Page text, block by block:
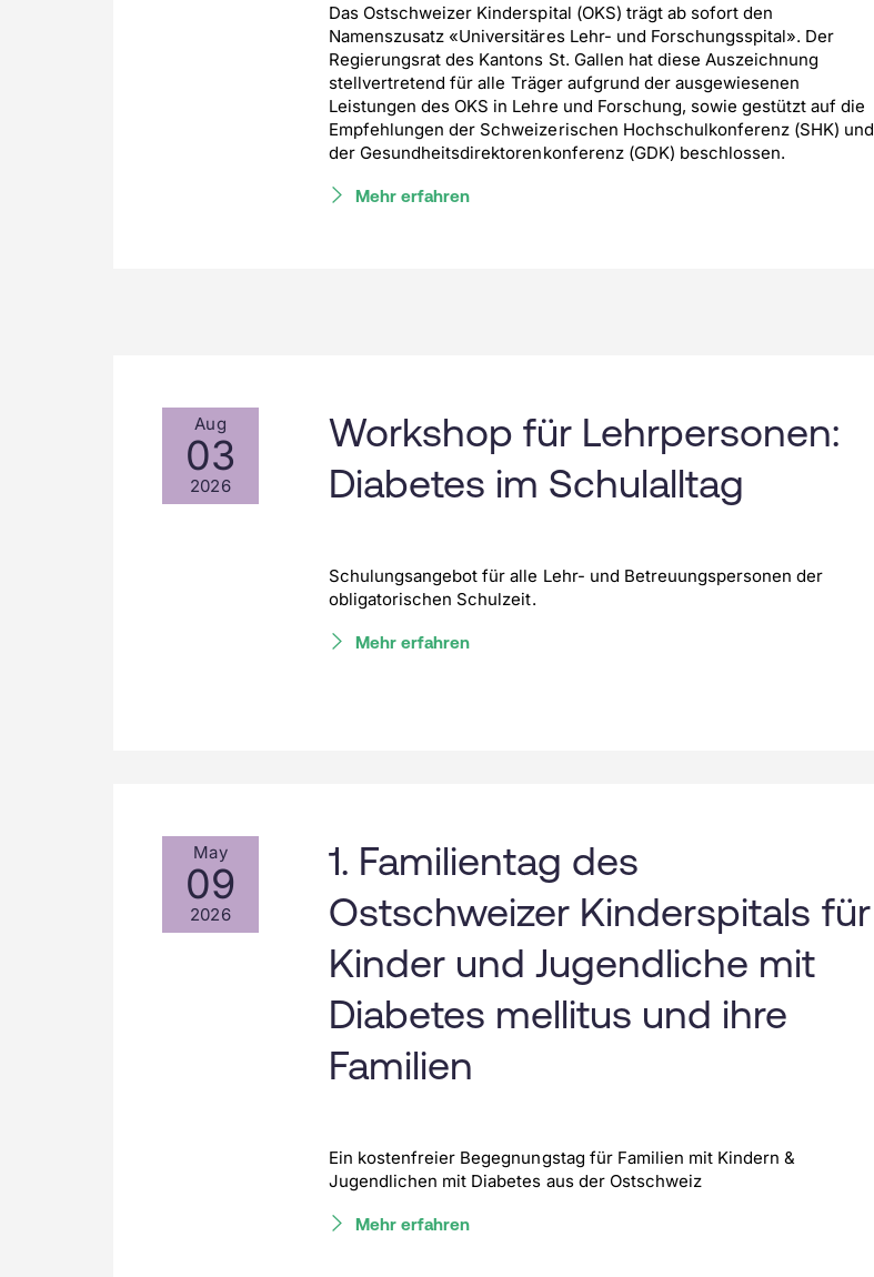
Das Ostschweizer Kinderspital (OKS) trägt ab sofort den
Namenszusatz «Universitäres Lehr- und Forschungsspital». Der
Regierungsrat des Kantons St. Gallen hat diese Auszeichnung
stellvertretend für alle Träger aufgrund der ausgewiesenen
Leistungen des OKS in Lehre und Forschung, sowie gestützt auf die
Empfehlungen der Schweizerischen Hochschulkonferenz (SHK) und
der Gesundheitsdirektorenkonferenz (GDK) beschlossen.
Mehr erfahren
Aug
03
2026
Workshop für Lehrpersonen:
Diabetes im Schulalltag
Schulungsangebot für alle Lehr- und Betreuungspersonen der
obligatorischen Schulzeit.
Mehr erfahren
May
09
2026
1. Familientag des
Ostschweizer Kinderspitals für
Kinder und Jugendliche mit
Diabetes mellitus und ihre
Familien
Ein kostenfreier Begegnungstag für Familien mit Kindern &
Jugendlichen mit Diabetes aus der Ostschweiz
Mehr erfahren